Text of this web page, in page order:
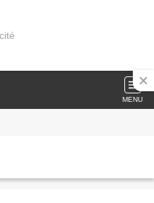
MENU